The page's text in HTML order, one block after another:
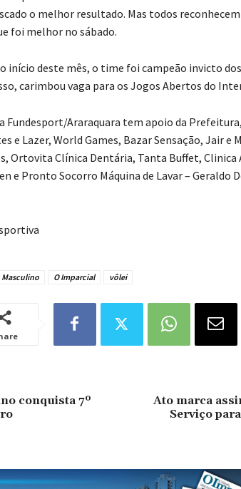
o melhor resultado. Mas todos
foi melhor no sábado.
início deste mês, o time foi campeão invicto
carimbou vaga para os Jogos Abertos do
Fundesport/Araraquara tem apoio da
e Lazer, World Games, Bazar Sensação, Jair e
Ortovita Clínica Dentária, Tanta Buffet, Clinica
e Pronto Socorro Máquina de Lavar – Geraldo
Masculino O Imparcial vôlei
conquista 7º
Ato marca
Serviço